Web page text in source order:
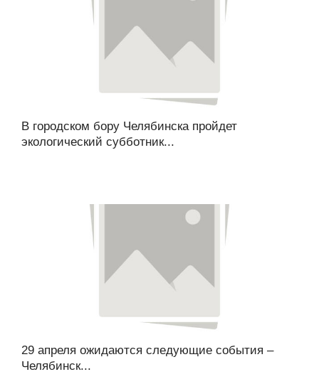
В городском бору Челябинска пройдет
экологический субботник...
29 апреля ожидаются следующие события –
Челябинск...